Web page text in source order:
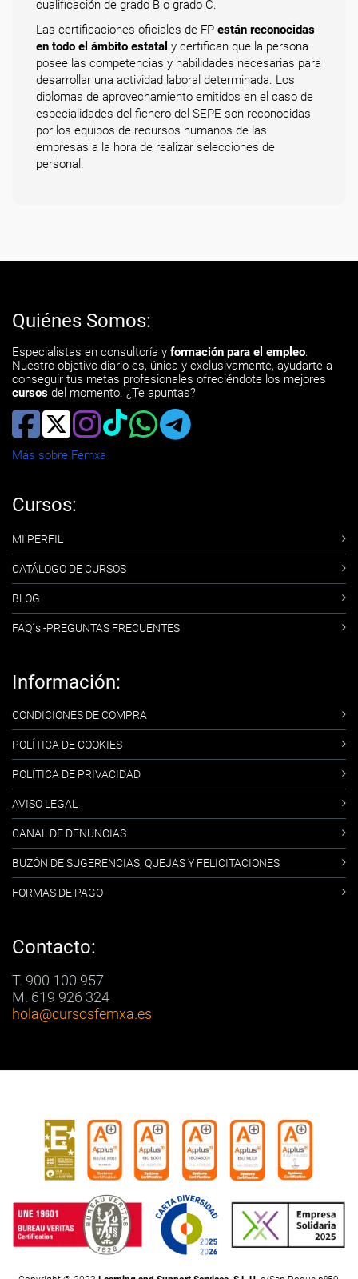
cualificación de grado B o grado C.
Las certificaciones oficiales de FP están reconocidas
en todo el ámbito estatal y certifican que la persona
posee las competencias y habilidades necesarias para
desarrollar una actividad laboral determinada. Los
diplomas de aprovechamiento emitidos en el caso de
especialidades del fichero del SEPE son reconocidas
por los equipos de recursos humanos de las
empresas a la hora de realizar selecciones de
personal.
Quiénes Somos:
Especialistas en consultoría y formación para el empleo.
Nuestro objetivo diario es, única y exclusivamente, ayudarte a
conseguir tus metas profesionales ofreciéndote los mejores
cursos del momento. ¿Te apuntas?
Más sobre Femxa
Cursos:
MI PERFIL
CATÁLOGO DE CURSOS
BLOG
FAQ´s -PREGUNTAS FRECUENTES
Información:
CONDICIONES DE COMPRA
POLÍTICA DE COOKIES
POLÍTICA DE PRIVACIDAD
AVISO LEGAL
CANAL DE DENUNCIAS
BUZÓN DE SUGERENCIAS, QUEJAS Y FELICITACIONES
FORMAS DE PAGO
Contacto:
T. 900 100 957
M. 619 926 324
hola@cursosfemxa.es